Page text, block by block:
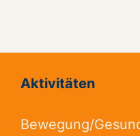
Aktivitäten
Bewegung/